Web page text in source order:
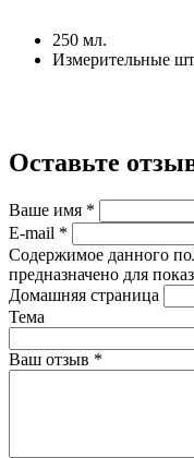
250 мл.
Измерительные
Оставьте
Ваше имя *
E-mail *
Содержимое данного
предназначено для
Домашняя страница
Тема
Ваш отзыв *